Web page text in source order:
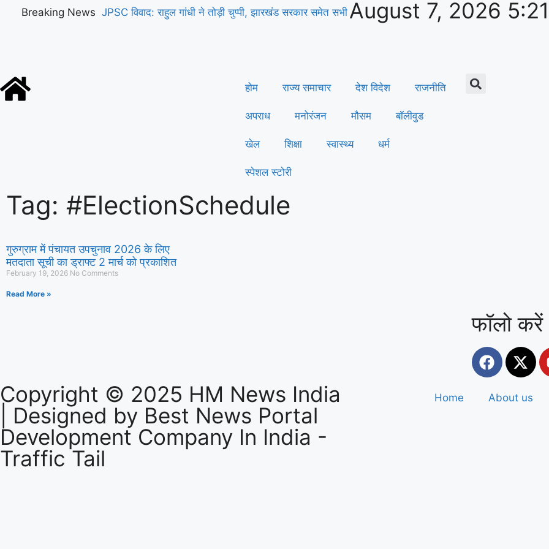
Breaking News JPSC विवाद: राहुल गांधी ने तोड़ी चुप्पी, झारखंड सरकार समेत सभी August 7, 2026
होम राज्य समाचार देश विदेश राजनीति
अपराध मनोरंजन मौसम बॉलीवुड
खेल शिक्षा स्वास्थ्य धर्म
स्पेशल स्टोरी
Tag: #ElectionSchedule
गुरुग्राम में पंचायत उपचुनाव 2026 के लिए
मतदाता सूची का ड्राफ्ट 2 मार्च को प्रकाशित
February 19, 2026 No Comments
Read More »
फॉलो करें
Copyright © 2025 HM News India
| Designed by Best News Portal
Development Company In India -
Traffic Tail
Home About us